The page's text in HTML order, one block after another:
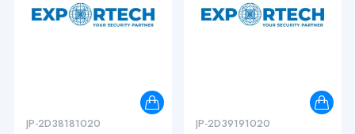
JP-2D38181020 JP-2D39191020